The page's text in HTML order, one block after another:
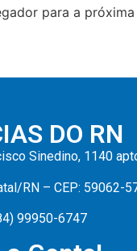
para a
DO RN
Sinedino, 1140
RN – CEP: 59062-
99950-6747